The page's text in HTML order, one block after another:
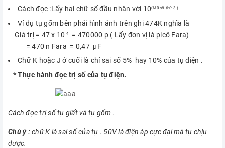
Cách đọc :Lấy hai chữ số đầu nhân với 10(Mũ số thứ 3 )
Ví dụ tụ gốm bên phải hình ảnh trên ghi 474K nghĩa là
Giá trị = 47 x 10 4= 470000 p ( Lấy đơn vị là picô Fara)
= 470 n Fara = 0,47 µF
Chữ K hoặc J ở cuối là chỉ sai số 5% hay 10% của tụ điện .
* Thực hành đọc trị số của tụ điện.
Cách đọc trị số tụ giất và tụ gốm .
Chú ý :chữ K là sai số của tụ . 50V là điện áp cực đại mà tụ chịu
được.